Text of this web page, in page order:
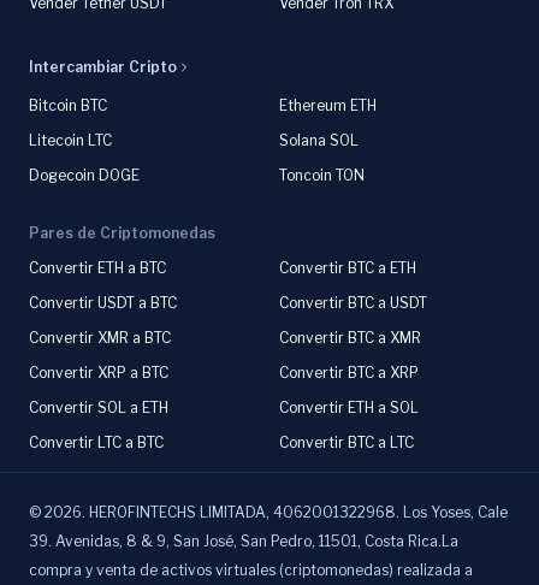
Intercambiar Cripto
Bitcoin BTC
Ethereum ETH
Litecoin LTC
Solana SOL
Dogecoin DOGE
Toncoin TON
Pares de Criptomonedas
Convertir ETH a BTC
Convertir BTC a ETH
Convertir USDT a BTC
Convertir BTC a USDT
Convertir XMR a BTC
Convertir BTC a XMR
Convertir XRP a BTC
Convertir BTC a XRP
Convertir SOL a ETH
Convertir ETH a SOL
Convertir LTC a BTC
Convertir BTC a LTC
© 2026. HEROFINTECHS LIMITADA, 4062001322968. Los Yoses, Cale
39. Avenidas, 8 & 9, San José, San Pedro, 11501, Costa Rica.La
compra y venta de activos virtuales (criptomonedas) realizada a